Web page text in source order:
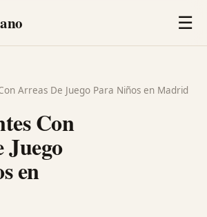
☰
Arreas De Juego Para Niños en Madrid
Con
Juego
en